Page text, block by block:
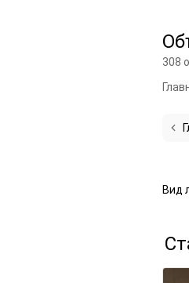
308
Вид